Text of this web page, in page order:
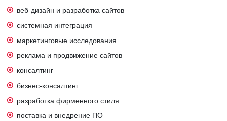
веб-дизайн и разработка сайтов
системная интеграция
маркетинговые исследования
реклама и продвижение сайтов
консалтинг
бизнес-консалтинг
разработка фирменного стиля
поставка и внедрение ПО